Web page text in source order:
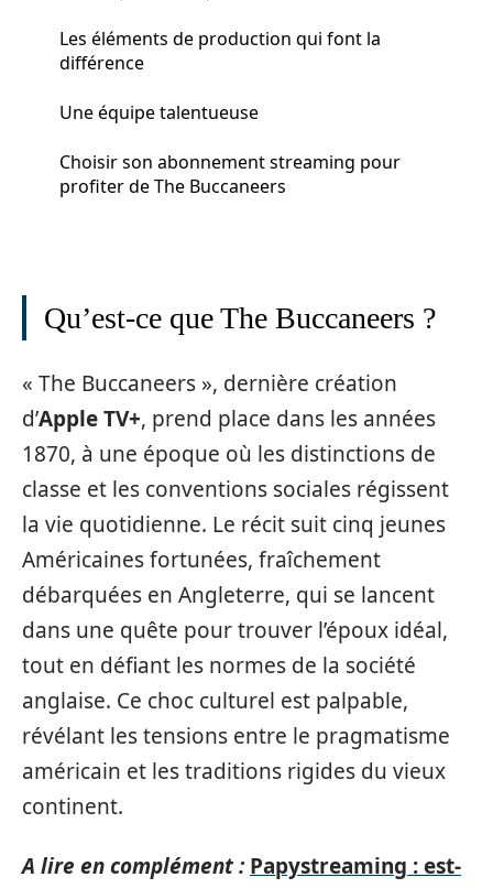
Les éléments de production qui font la
différence
Une équipe talentueuse
Choisir son abonnement streaming pour
profiter de The Buccaneers
Qu’est-ce que The Buccaneers ?
« The Buccaneers », dernière création
d’Apple TV+, prend place dans les années
1870, à une époque où les distinctions de
classe et les conventions sociales régissent
la vie quotidienne. Le récit suit cinq jeunes
Américaines fortunées, fraîchement
débarquées en Angleterre, qui se lancent
dans une quête pour trouver l’époux idéal,
tout en défiant les normes de la société
anglaise. Ce choc culturel est palpable,
révélant les tensions entre le pragmatisme
américain et les traditions rigides du vieux
continent.
A lire en complément : Papystreaming : est-